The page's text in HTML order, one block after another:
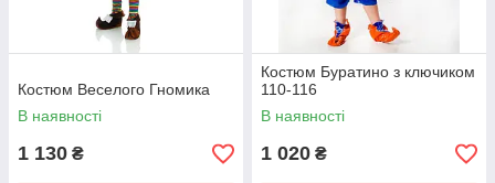
Костюм Веселого Гномика
В наявності
1 130 ₴
Костюм Буратино з ключиком
110-116
В наявності
1 020 ₴